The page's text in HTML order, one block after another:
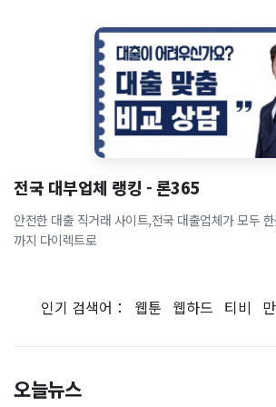
전국 대부업체 랭킹 - 론365
안전한 대출 직거래 사이트,전국 대출업체가 모두
까지 다이렉트로
인기 검색어： 웹툰 웹하드 티비
오늘뉴스